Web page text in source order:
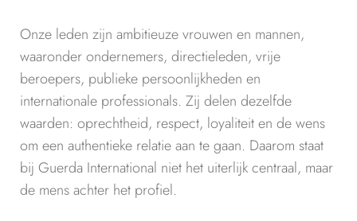
Onze leden zijn ambitieuze vrouwen en mannen,
waaronder ondernemers, directieleden, vrije
beroepers, publieke persoonlijkheden en
internationale professionals. Zij delen dezelfde
waarden: oprechtheid, respect, loyaliteit en de wens
om een authentieke relatie aan te gaan. Daarom staat
bij Guerda International niet het uiterlijk centraal, maar
de mens achter het profiel.